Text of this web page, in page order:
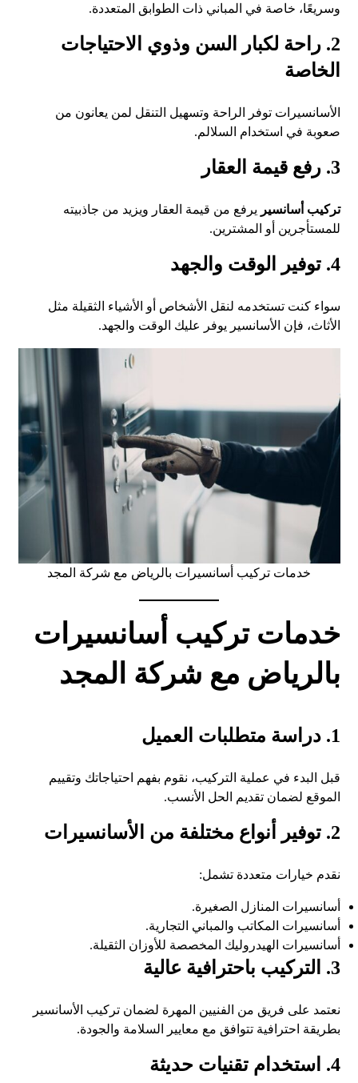
وسريعًا، خاصة في المباني ذات الطوابق المتعددة.
2. راحة لكبار السن وذوي الاحتياجات
الخاصة
الأسانسيرات توفر الراحة وتسهيل التنقل لمن يعانون من
صعوبة في استخدام السلالم.
3. رفع قيمة العقار
تركيب أسانسير يرفع من قيمة العقار ويزيد من جاذبيته
للمستأجرين أو المشترين.
4. توفير الوقت والجهد
سواء كنت تستخدمه لنقل الأشخاص أو الأشياء الثقيلة مثل
الأثاث، فإن الأسانسير يوفر عليك الوقت والجهد.
خدمات تركيب أسانسيرات بالرياض مع شركة المجد
خدمات تركيب أسانسيرات
بالرياض مع شركة المجد
1. دراسة متطلبات العميل
قبل البدء في عملية التركيب، نقوم بفهم احتياجاتك وتقييم
الموقع لضمان تقديم الحل الأنسب.
2. توفير أنواع مختلفة من الأسانسيرات
نقدم خيارات متعددة تشمل:
أسانسيرات المنازل الصغيرة.
أسانسيرات المكاتب والمباني التجارية.
أسانسيرات الهيدروليك المخصصة للأوزان الثقيلة.
3. التركيب باحترافية عالية
نعتمد على فريق من الفنيين المهرة لضمان تركيب الأسانسير
بطريقة احترافية تتوافق مع معايير السلامة والجودة.
4. استخدام تقنيات حديثة